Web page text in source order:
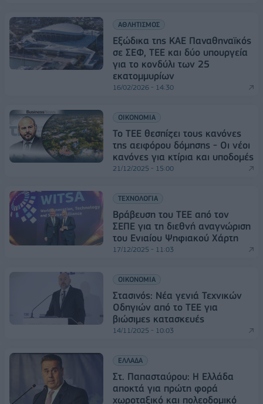
ΑΘΛΗΤΙΣΜΟΣ
Εξώδικα της ΚΑΕ Παναθηναϊκός
σε ΣΕΦ, ΤΕΕ και δύο υπουργεία
για το κονδύλι των 25
εκατομμυρίων
16/02/2026 - 14:30
ΟΙΚΟΝΟΜΙΑ
Το ΤΕΕ θεσπίζει τους κανόνες
της αειφόρου δόμησης - Οι νέοι
κανόνες για κτίρια και υποδομές
21/12/2025 - 15:00
ΤΕΧΝΟΛΟΓΙΑ
Βράβευση του ΤΕΕ από τον
ΣΕΠΕ για τη διεθνή αναγνώριση
του Ενιαίου Ψηφιακού Χάρτη
17/12/2025 - 11:03
ΟΙΚΟΝΟΜΙΑ
Στασινός: Νέα γενιά Τεχνικών
Οδηγιών από το ΤΕΕ για
βιώσιμες κατασκευές
14/11/2025 - 10:03
ΕΛΛΑΔΑ
Στ. Παπασταύρου: Η Ελλάδα
αποκτά για πρώτη φορά
χωροταξικό και πολεοδομικό